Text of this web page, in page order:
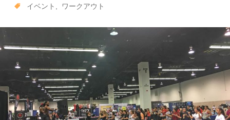
イベント ワークアウト